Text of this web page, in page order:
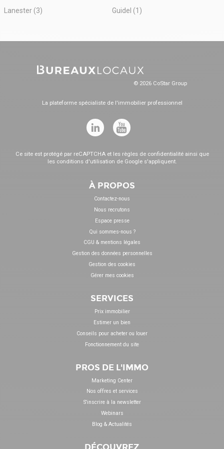
Lanester (3) Guidel (1)
© 2026 CoStar Group
La plateforme spécialiste de l'immobilier professionnel
Ce site est protégé par reCAPTCHA et les règles de confidentialitéainsi que
les conditions d'utilisation de Google s'appliquent.
À PROPOS
Contactez-nous
Nous recrutons
Espace presse
Qui sommes-nous ?
CGU & mentions légales
Gestion des données personnelles
Gestion des cookies
Gérer mes cookies
SERVICES
Prix immobilier
Estimer un bien
Conseils pour acheter ou louer
Fonctionnement du site
PROS DE L'IMMO
Marketing Center
Nos offres et services
S'inscrire à la newsletter
Webinars
Blog & Actualités